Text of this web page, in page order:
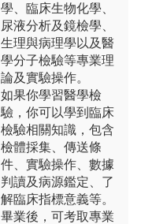
學、臨床生物化學、
尿液分析及鏡檢學、
生理與病理學以及醫
學分子檢驗等專業理
論及實驗操作。
如果你學習醫學檢
驗，你可以學到臨床
檢驗相關知識，包含
檢體採集、傳送條
件、實驗操作、數據
判讀及病源鑑定、了
解臨床指標意義等。
畢業後，可考取專業